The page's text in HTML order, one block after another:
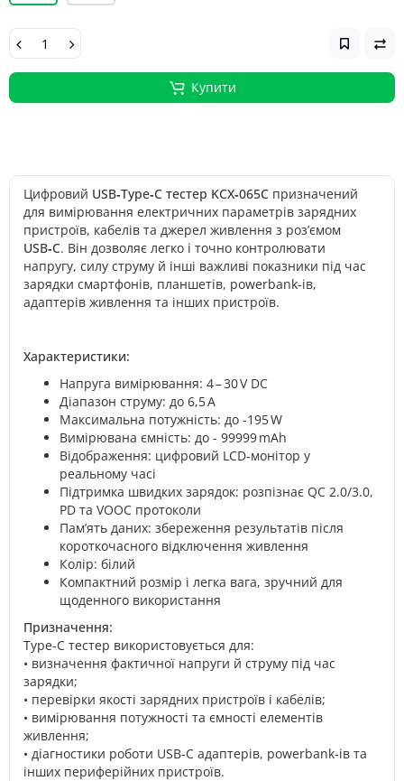
Купити
Цифровий USB‑Type‑C тестер KCX‑065C призначений
для вимірювання електричних параметрів зарядних
пристроїв, кабелів та джерел живлення з роз’ємом
USB‑C. Він дозволяє легко і точно контролювати
напругу, силу струму й інші важливі показники під час
зарядки смартфонів, планшетів, powerbank‑ів,
адаптерів живлення та інших пристроїв.
Характеристики:
Напруга вимірювання: 4 – 30 V DC
Діапазон струму: до 6,5 A
Максимальна потужність: до -195 W
Вимірювана ємність: до - 99999 mAh
Відображення: цифровий LCD‑монітор у
реальному часі
Підтримка швидких зарядок: розпізнає QC 2.0/3.0,
PD та VOOC протоколи
Пам’ять даних: збереження результатів після
короткочасного відключення живлення
Колір: білий
Компактний розмір і легка вага, зручний для
щоденного використання
Призначення:
Type‑C тестер використовується для:
• визначення фактичної напруги й струму під час
зарядки;
• перевірки якості зарядних пристроїв і кабелів;
• вимірювання потужності та ємності елементів
живлення;
• діагностики роботи USB‑C адаптерів, powerbank‑ів та
інших периферійних пристроїв.